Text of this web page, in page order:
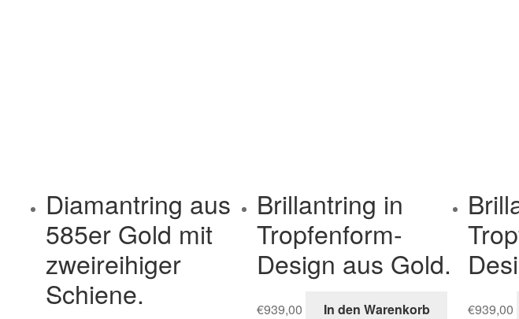
Diamantring aus
585er Gold mit
zweireihiger
Schiene.
Brillantring in
Tropfenform-
Design aus Gold.
€939,00 In den Warenkorb €939,00